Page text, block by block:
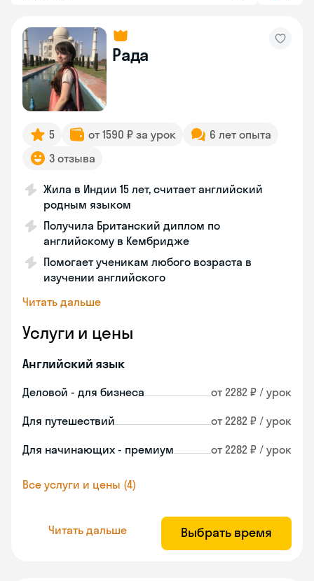
Рада
5 от 1590 ₽ за урок
6 лет опыта
3 отзыва
Жила в Индии 15 лет, считает английский
родным языком
Получила Британский диплом по
английскому в Кембридже
Помогает ученикам любого возраста в
изучении английского
Читать дальше
Услуги и цены
Английский язык
Деловой - для бизнеса от 2282 ₽ / урок
Для путешествий от 2282 ₽ / урок
Для начинающих - премиум от 2282 ₽ / урок
Все услуги и цены (4)
Читать дальше Выбрать время